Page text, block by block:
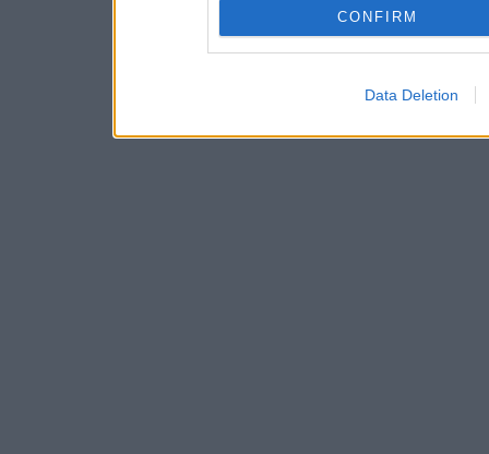
CONFIRM
Data Deletion